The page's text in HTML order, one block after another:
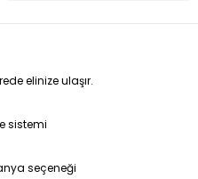
elinize ulaşır.
sistemi
seçeneği